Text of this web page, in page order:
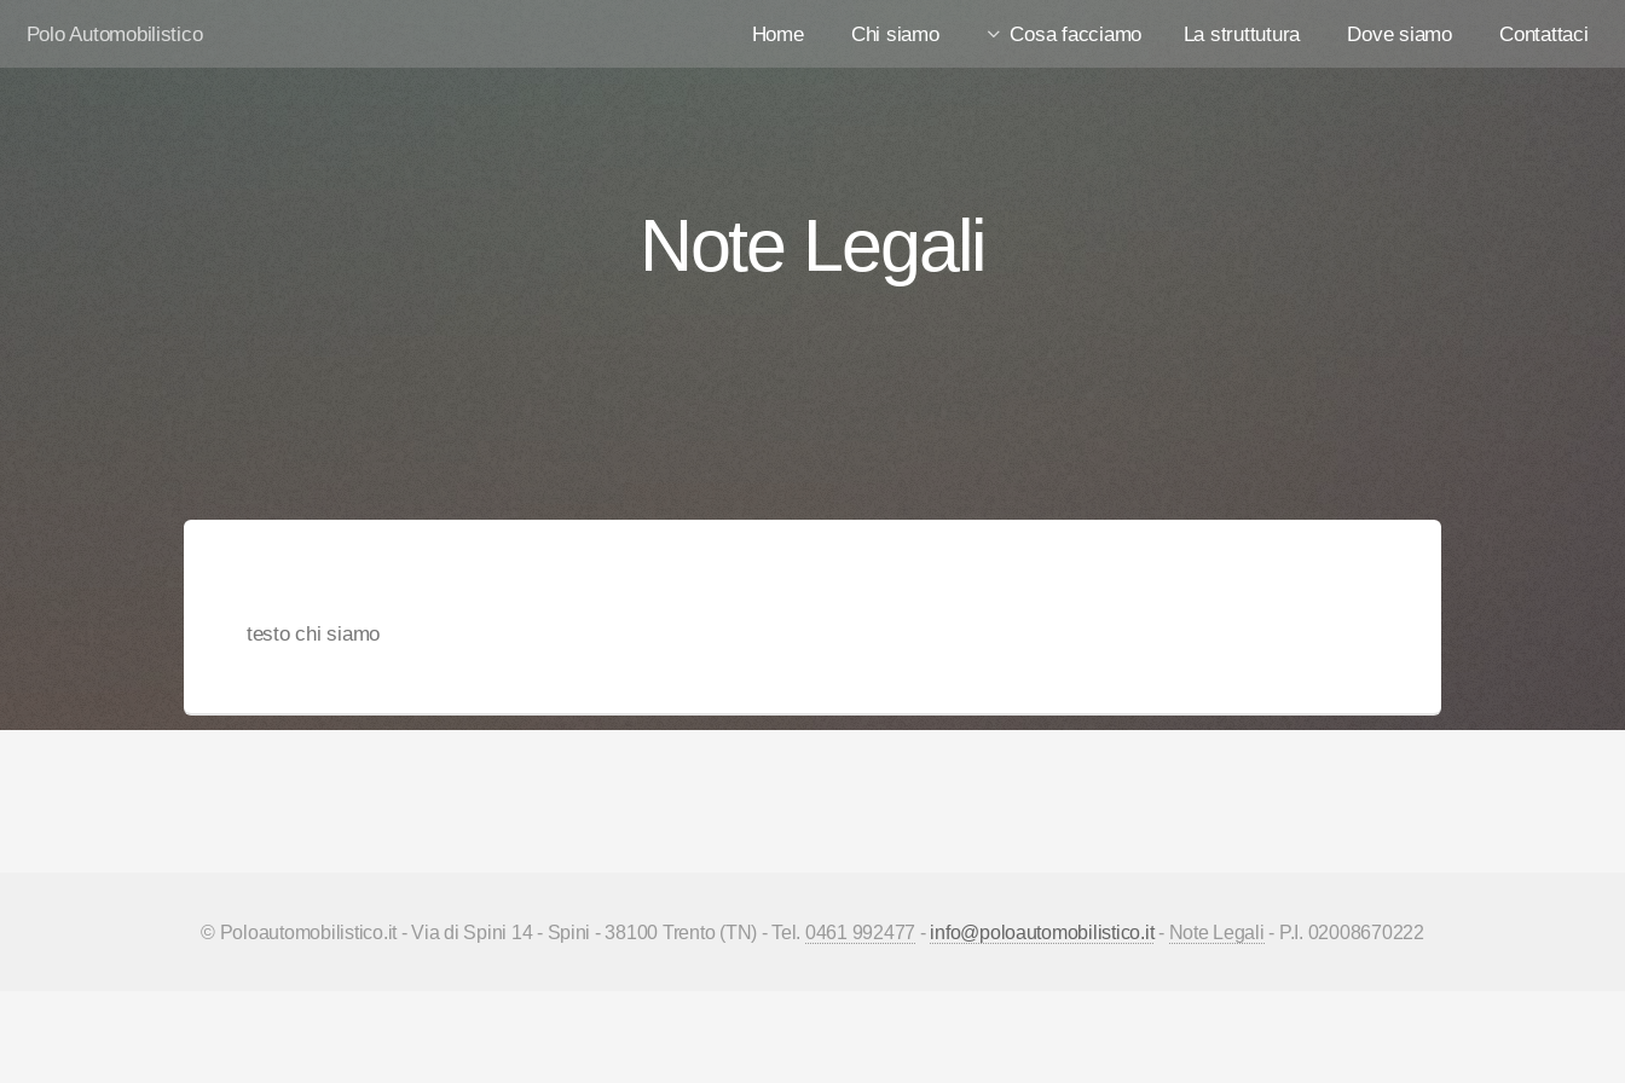
Polo Automobilistico Home Chi siamo Cosa facciamo La struttutura Dove siamo Contattaci
Note Legali
testo chi siamo
© Poloautomobilistico.it - Via di Spini 14 - Spini - 38100 Trento (TN) - Tel. 0461 992477 - info@poloautomobilistico.it- Note Legali - P.I. 02008670222